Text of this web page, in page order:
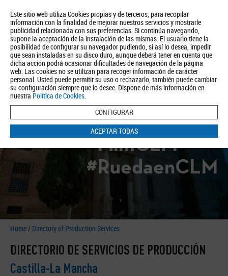
Este sitio web utiliza Cookies propias y de terceros, para recopilar
información con la finalidad de mejorar nuestros servicios y mostrarle
publicidad relacionada con sus preferencias. Si continúa navegando,
supone la aceptación de la instalación de las mismas. El usuario tiene la
posibilidad de configurar su navegador pudiendo, si así lo desea, impedir
que sean instaladas en su disco duro, aunque deberá tener en cuenta que
dicha acción podrá ocasionar dificultades de navegación de la página
web. Las cookies no se utilizan para recoger información de carácter
personal. Usted puede permitir su uso o rechazarlo, también puede cambiar
su configuración siempre que lo desee. Dispone de más información en
nuestra Política de Cookies.
CONFIGURAR
ACEPTAR TODAS
About us Tourism Política de Privacidad Aviso Legal Política de Cookies
BUSCAR
#FilmCLM
#RuedaenCLM
Home/ Directory of Production Services
DIRECTORIO DE SERVICIOS DE PRODUCCIÓN
Castilla-La Mancha